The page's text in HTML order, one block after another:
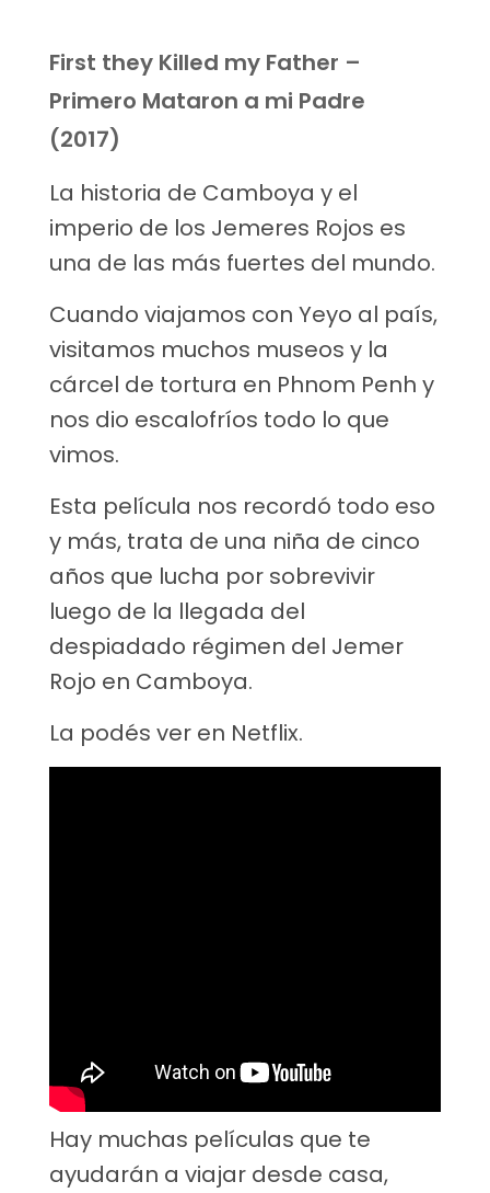
First they Killed my Father –
Primero Mataron a mi Padre
(2017)
La historia de Camboya y el
imperio de los Jemeres Rojos es
una de las más fuertes del mundo.
Cuando viajamos con Yeyo al país,
visitamos muchos museos y la
cárcel de tortura en Phnom Penh y
nos dio escalofríos todo lo que
vimos.
Esta película nos recordó todo eso
y más, trata de una niña de cinco
años que lucha por sobrevivir
luego de la llegada del
despiadado régimen del Jemer
Rojo en Camboya.
La podés ver en Netflix.
Hay muchas películas que te
ayudarán a viajar desde casa,